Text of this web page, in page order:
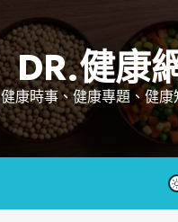
DR.健康
健康時事、健康專題、健康